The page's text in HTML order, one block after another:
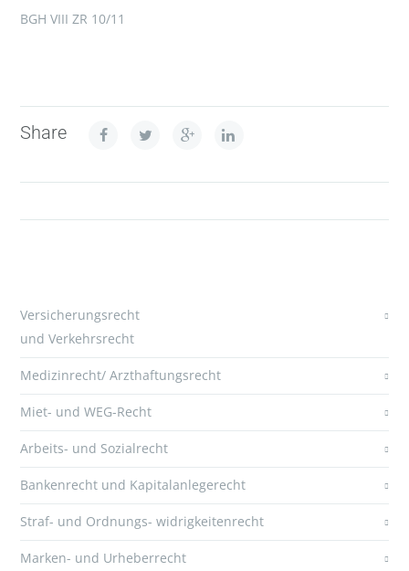
BGH VIII ZR 10/11
Share
Versicherungsrecht
und Verkehrsrecht
Medizinrecht/ Arzthaftungsrecht
Miet- und WEG-Recht
Arbeits- und Sozialrecht
Bankenrecht und Kapitalanlegerecht
Straf- und Ordnungs- widrigkeitenrecht
Marken- und Urheberrecht